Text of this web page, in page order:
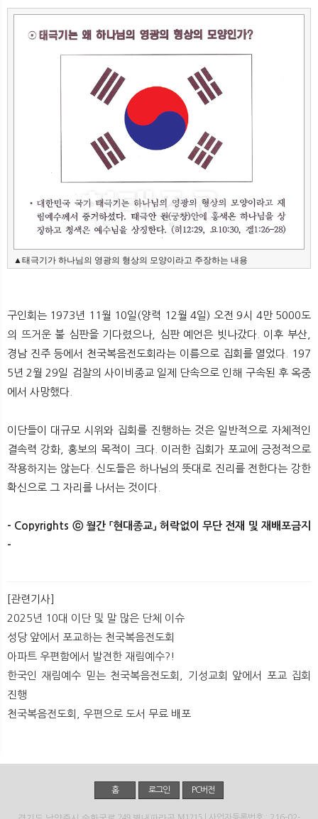
▲태극기가 하나님의 영광의 형상의 모양이라고 주장하는 내용
구인회는 1973년 11월 10일(양력 12월 4일) 오전 9시 4만 5000도
의 뜨거운 불 심판을 기다렸으나, 심판 예언은 빗나갔다. 이후 부산,
경남 진주 등에서 천국복음전도회라는 이름으로 집회를 열었다. 197
5년 2월 29일 검찰의 사이비종교 일제 단속으로 인해 구속된 후 옥중
에서 사망했다.
이단들이 대규모 시위와 집회를 진행하는 것은 일반적으로 자체적인
결속력 강화, 홍보의 목적이 크다. 이러한 집회가 포교에 긍정적으로
작용하지는 않는다. 신도들은 하나님의 뜻대로 진리를 전한다는 강한
확신으로 그 자리를 나서는 것이다.
- Copyrights ⓒ 월간 「현대종교」 허락없이 무단 전재 및 재배포금지
-​
[관련기사]
2025년 10대 이단 및 말 많은 단체 이슈
성당 앞에서 포교하는 천국복음전도회
아파트 우편함에서 발견한 재림예수?!
한국인 재림예수 믿는 천국복음전도회, 기성교회 앞에서 포교 집회
진행
천국복음전도회, 우편으로 도서 무료 배포
홈 로그인 PC버전